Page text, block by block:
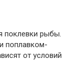
поклевки рыбы.
поплавком-
от условий